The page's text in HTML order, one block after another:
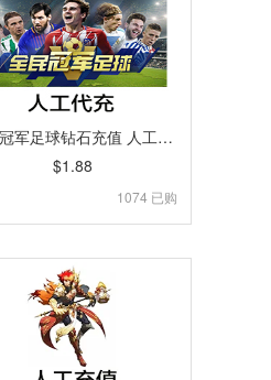
全民冠军足球钻石充值 人工代充 苹果端 [人工发货]
$1.88
1074 已购